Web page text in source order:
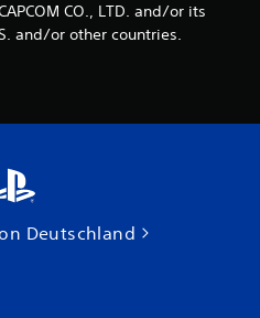
CO., LTD. and/or its
and/or other countries.
Deutschland